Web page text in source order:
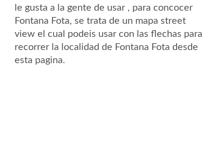
le gusta a la gente de usar , para concocer
Fontana Fota, se trata de un mapa street
view el cual podeis usar con las flechas para
recorrer la localidad de Fontana Fota desde
esta pagina.